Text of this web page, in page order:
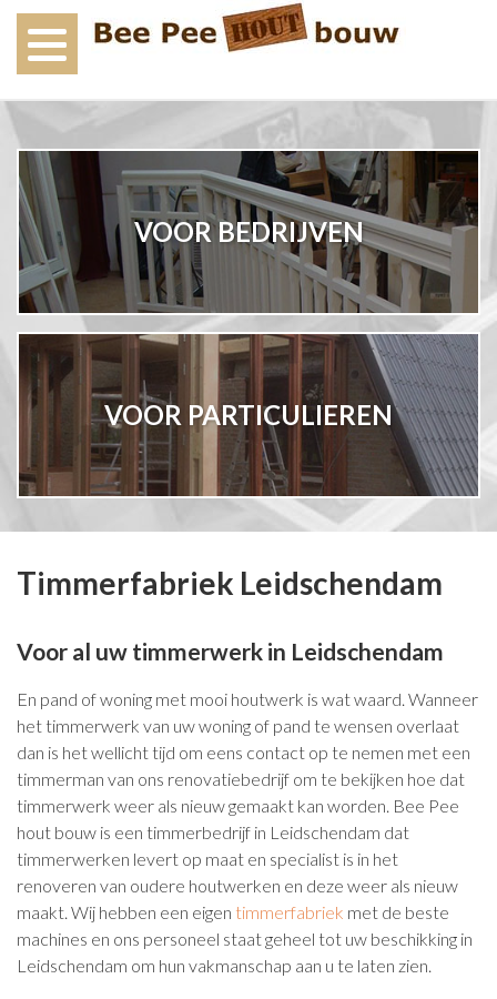
VOOR BEDRIJVEN
VOOR PARTICULIEREN
Timmerfabriek Leidschendam
Voor al uw timmerwerk in Leidschendam
En pand of woning met mooi houtwerk is wat waard. Wanneer
het timmerwerk van uw woning of pand te wensen overlaat
dan is het wellicht tijd om eens contact op te nemen met een
timmerman van ons renovatiebedrijf om te bekijken hoe dat
timmerwerk weer als nieuw gemaakt kan worden. Bee Pee
hout bouw is een timmerbedrijf in Leidschendam dat
timmerwerken levert op maat en specialist is in het
renoveren van oudere houtwerken en deze weer als nieuw
maakt. Wij hebben een eigen timmerfabriek met de beste
machines en ons personeel staat geheel tot uw beschikking in
Leidschendam om hun vakmanschap aan u te laten zien.